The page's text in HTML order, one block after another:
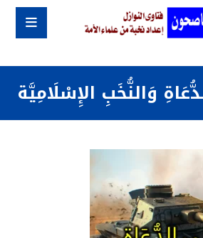
وَالنُّخَبِ الإِسْلَامِيَّة